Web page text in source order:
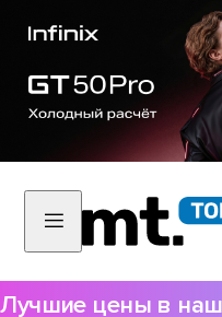
Лучшие цены в